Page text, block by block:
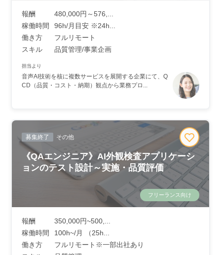
報酬
480,000円～576,...
稼働時間
96h/月目安 ※24h...
働き方
フルリモート
スキル
品質管理/事業企画
担当より
音声AI技術を核に複数サービスを展開する企業にて、Q
CD（品質・コスト・納期）観点から業務プロ...
募集終了 その他
《QAエンジニア》AI外観検査アプリケーシ
ョンのテスト設計～実施・品質評価
フリーランス向け
報酬
350,000円~500,...
稼働時間
100h~/月 （25h...
働き方
フルリモート※一部出社あり